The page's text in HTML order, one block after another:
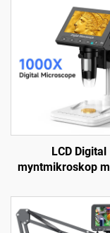
LCD Digital
myntmikroskop
med 8